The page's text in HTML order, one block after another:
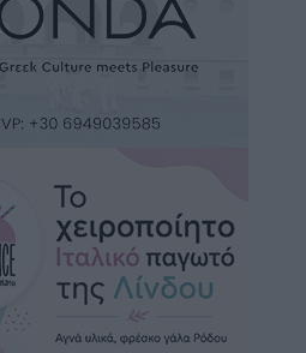
• πριν 2 ώρες
σαν ταινία τρόμου” – Η
μαρτυρία της Χαρούλας
RV για τα γεγονότα που
Σύμφωνο της Λέρου
πριν 3 ώρες
τον Γιάννη Κότσιρα στις